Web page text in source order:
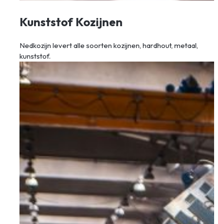
Kunststof Kozijnen
Nedkozijn levert alle soorten kozijnen, hardhout, metaal,
kunststof.